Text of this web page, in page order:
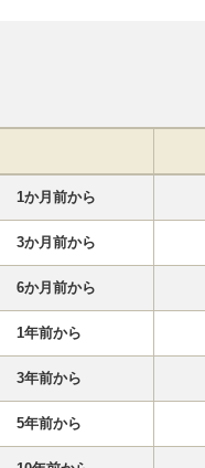
1か月前から
3か月前から
6か月前から
1年前から
3年前から
5年前から